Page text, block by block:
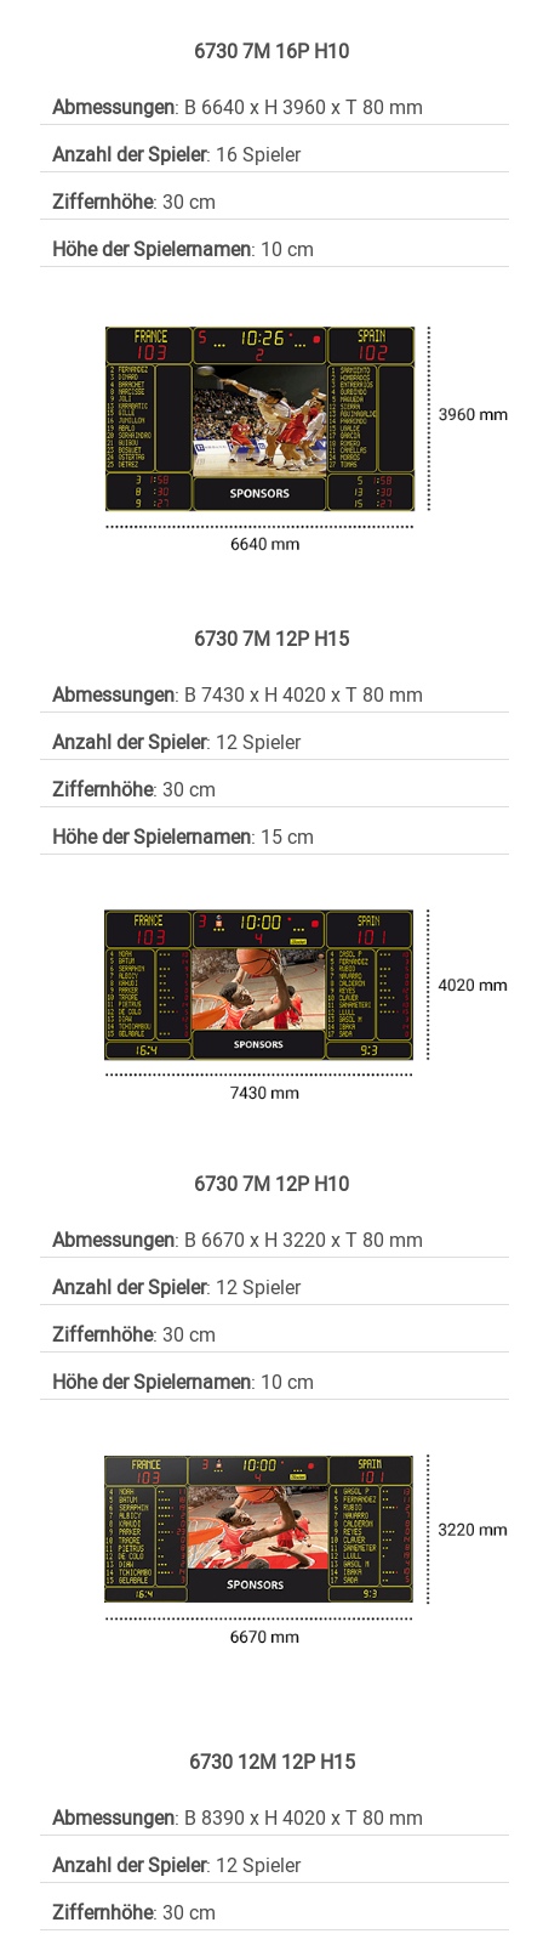
6730 7M 16P H10
Abmessungen: B 6640 x H 3960 x T 80 mm
Anzahl der Spieler: 16 Spieler
Ziffernhöhe: 30 cm
Höhe der Spielernamen: 10 cm
6730 7M 12P H15
Abmessungen: B 7430 x H 4020 x T 80 mm
Anzahl der Spieler: 12 Spieler
Ziffernhöhe: 30 cm
Höhe der Spielernamen: 15 cm
6730 7M 12P H10
Abmessungen: B 6670 x H 3220 x T 80 mm
Anzahl der Spieler: 12 Spieler
Ziffernhöhe: 30 cm
Höhe der Spielernamen: 10 cm
6730 12M 12P H15
Abmessungen: B 8390 x H 4020 x T 80 mm
Anzahl der Spieler: 12 Spieler
Ziffernhöhe: 30 cm